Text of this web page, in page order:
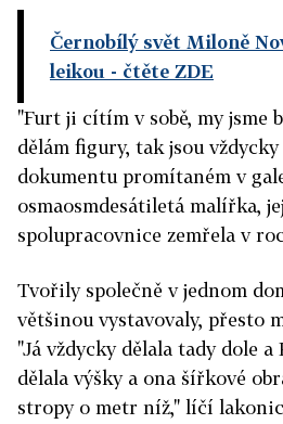
Černobílý svět Miloně
leikou - čtěte ZDE
"Furt ji cítím v sobě, my jsme
dělám figury, tak jsou
dokumentu promítaném v
osmaosmdesátiletá malířka,
spolupracovnice zemřela v
Tvořily společně v jednom
většinou vystavovaly, přesto
"Já vždycky dělala tady dole a
dělala výšky a ona šířkové
stropy o metr níž," líčí